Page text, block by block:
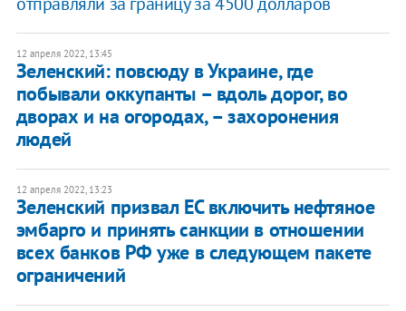
12 апреля 2022, 13:45
Зеленский: повсюду в Украине, где
побывали оккупанты – вдоль дорог, во
дворах и на огородах, – захоронения
людей
12 апреля 2022, 13:23
Зеленский призвал ЕС включить нефтяное
эмбарго и принять санкции в отношении
всех банков РФ уже в следующем пакете
ограничений